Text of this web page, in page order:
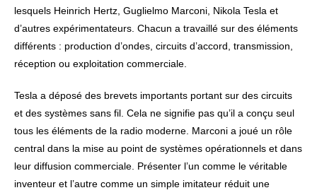
lesquels Heinrich Hertz, Guglielmo Marconi, Nikola Tesla et
d’autres expérimentateurs. Chacun a travaillé sur des éléments
différents : production d’ondes, circuits d’accord, transmission,
réception ou exploitation commerciale.
Tesla a déposé des brevets importants portant sur des circuits
et des systèmes sans fil. Cela ne signifie pas qu’il a conçu seul
tous les éléments de la radio moderne. Marconi a joué un rôle
central dans la mise au point de systèmes opérationnels et dans
leur diffusion commerciale. Présenter l’un comme le véritable
inventeur et l’autre comme un simple imitateur réduit une